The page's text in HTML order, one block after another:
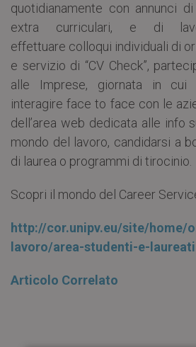
quotidianamente con annunci
extra curriculari, e di
effettuare colloqui individuali di
e servizio di “CV Check”,
alle Imprese, giornata in cui
interagire face to face con le
dell’area web dedicata alle info
mondo del lavoro, candidarsi a
di laurea o programmi di tirocinio.
Scopri il mondo del Career
http://cor.unipv.eu/site/home/
lavoro/area-studenti-e-
Articolo Correlato